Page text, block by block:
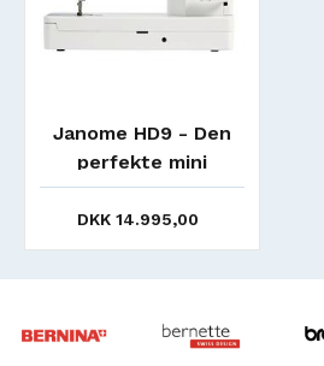
Janome HD9 - Den
perfekte mini
skræddermaskine
DKK 14.995,00